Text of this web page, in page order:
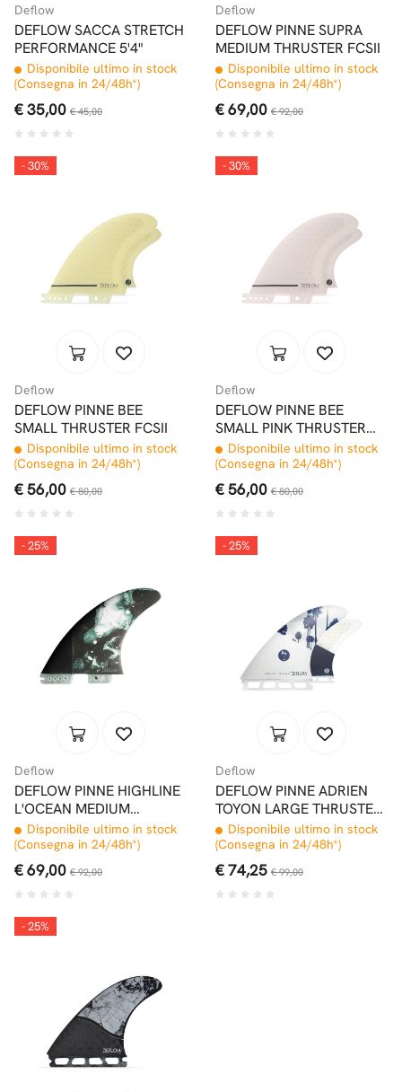
Deflow
DEFLOW SACCA STRETCH
PERFORMANCE 5'4"
Disponibile ultimo in stock
(Consegna in 24/48h*)
€ 35,00 € 45,00
Deflow
DEFLOW PINNE SUPRA
MEDIUM THRUSTER FCSII
Disponibile ultimo in stock
(Consegna in 24/48h*)
€ 69,00 € 92,00
- 30%
Deflow
DEFLOW PINNE BEE
SMALL THRUSTER FCSII
Disponibile ultimo in stock
(Consegna in 24/48h*)
€ 56,00 € 80,00
- 30%
Deflow
DEFLOW PINNE BEE
SMALL PINK THRUSTER
FCSII
Disponibile ultimo in stock
(Consegna in 24/48h*)
€ 56,00 € 80,00
- 25%
Deflow
DEFLOW PINNE HIGHLINE
L'OCEAN MEDIUM
THRUSTER FCSII
Disponibile ultimo in stock
(Consegna in 24/48h*)
€ 69,00 € 92,00
- 25%
Deflow
DEFLOW PINNE ADRIEN
TOYON LARGE THRUSTER
FUTURES
Disponibile ultimo in stock
(Consegna in 24/48h*)
€ 74,25 € 99,00
- 25%